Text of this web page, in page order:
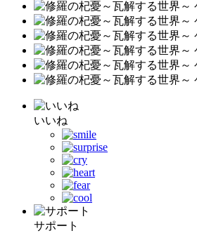
いいね
サポート